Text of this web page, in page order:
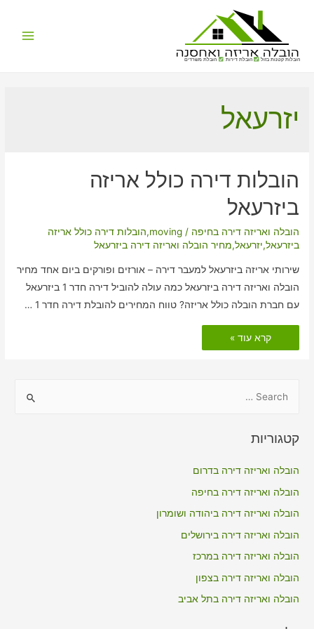
הובלות קטנות בזול הובלת דירות הובלת משרדים
יזרעאל
הובלות דירה כולל אריזה
ביזרעאל
הובלה ואריזה דירה בחיפה /
moving
,הובלות דירה כולל אריזה
ביזרעאל,יזרעאל,מחיר הובלה ואריזה דירה ביזרעאל
שירותי אריזה ביזרעאל למעבר דירה – אורזים ופורקים ביום אחד מחיר
הובלה ואריזה דירה ביזרעאל כמה עולה להוביל דירה חדר 1 ביזרעאל
עם חברת הובלה כולל אריזה? טווח המחירים להובלת דירה חדר 1 …
הובלות
דירה
כולל
קרא עוד »
r
o
r
:
קטגוריות
הובלה ואריזה דירה בדרום
הובלה ואריזה דירה בחיפה
הובלה ואריזה דירה ביהודה ושומרון
הובלה ואריזה דירה בירושלים
הובלה ואריזה דירה במרכז
הובלה ואריזה דירה בצפון
הובלה ואריזה דירה בתל אביב